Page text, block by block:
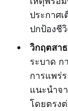
ประกาศ
ปกป้องชี
วิกฤตสา
ระบาด ก
การแพร่
แนะนำจ
โดยตรง